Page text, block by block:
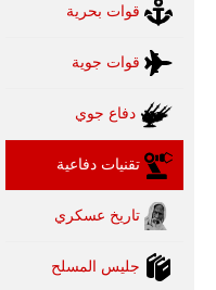
قوات بحرية
قوات جوية
دفاع جوي
تقنيات دفاعية
تاريخ عسكري
جليس المسلح